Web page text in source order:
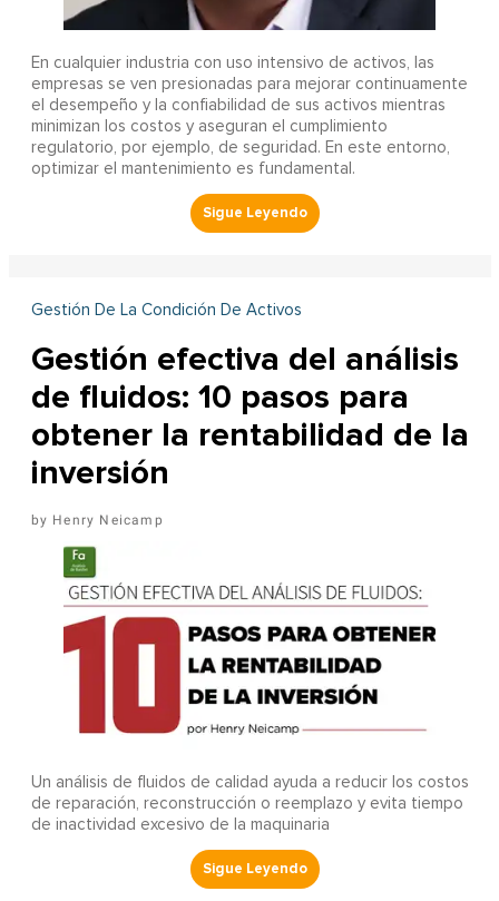
En cualquier industria con uso intensivo de activos, las
empresas se ven presionadas para mejorar continuamente
el desempeño y la confiabilidad de sus activos mientras
minimizan los costos y aseguran el cumplimiento
regulatorio, por ejemplo, de seguridad. En este entorno,
optimizar el mantenimiento es fundamental.
Gestión De La Condición De Activos
Gestión efectiva del análisis
de fluidos: 10 pasos para
obtener la rentabilidad de la
inversión
Henry Neicamp
Un análisis de fluidos de calidad ayuda a reducir los costos
de reparación, reconstrucción o reemplazo y evita tiempo
de inactividad excesivo de la maquinaria